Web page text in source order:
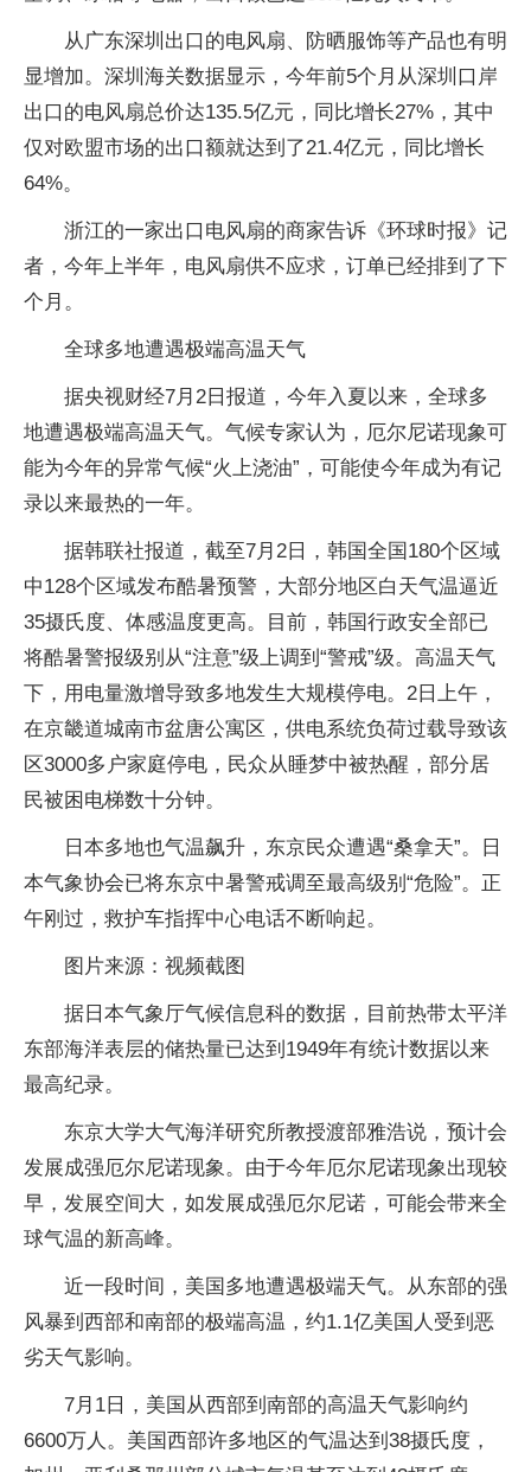
从广东深圳出口的电风扇、防晒服饰等产品也有明
显增加。深圳海关数据显示，今年前5个月从深圳口岸
出口的电风扇总价达135.5亿元，同比增长27%，其中
仅对欧盟市场的出口额就达到了21.4亿元，同比增长
64%。
浙江的一家出口电风扇的商家告诉《环球时报》记
者，今年上半年，电风扇供不应求，订单已经排到了下
个月。
全球多地遭遇极端高温天气
据央视财经7月2日报道，今年入夏以来，全球多
地遭遇极端高温天气。气候专家认为，厄尔尼诺现象可
能为今年的异常气候“火上浇油”，可能使今年成为有记
录以来最热的一年。
据韩联社报道，截至7月2日，韩国全国180个区域
中128个区域发布酷暑预警，大部分地区白天气温逼近
35摄氏度、体感温度更高。目前，韩国行政安全部已
将酷暑警报级别从“注意”级上调到“警戒”级。高温天气
下，用电量激增导致多地发生大规模停电。2日上午，
在京畿道城南市盆唐公寓区，供电系统负荷过载导致该
区3000多户家庭停电，民众从睡梦中被热醒，部分居
民被困电梯数十分钟。
日本多地也气温飙升，东京民众遭遇“桑拿天”。日
本气象协会已将东京中暑警戒调至最高级别“危险”。正
午刚过，救护车指挥中心电话不断响起。
图片来源：视频截图
据日本气象厅气候信息科的数据，目前热带太平洋
东部海洋表层的储热量已达到1949年有统计数据以来
最高纪录。
东京大学大气海洋研究所教授渡部雅浩说，预计会
发展成强厄尔尼诺现象。由于今年厄尔尼诺现象出现较
早，发展空间大，如发展成强厄尔尼诺，可能会带来全
球气温的新高峰。
近一段时间，美国多地遭遇极端天气。从东部的强
风暴到西部和南部的极端高温，约1.1亿美国人受到恶
劣天气影响。
7月1日，美国从西部到南部的高温天气影响约
6600万人。美国西部许多地区的气温达到38摄氏度，